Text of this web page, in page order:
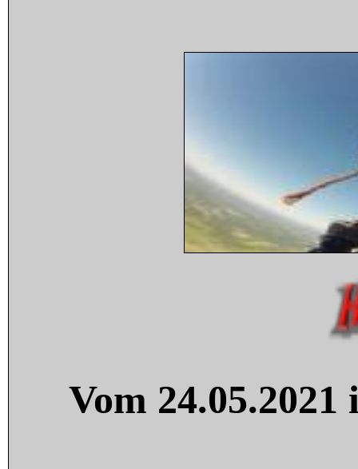
Vom